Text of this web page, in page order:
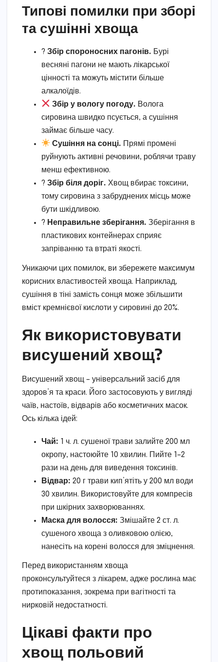
Типові помилки при зборі
та сушінні хвоща
? Збір спороносних пагонів. Бурі
весняні пагони не мають лікарської
цінності та можуть містити більше
алкалоїдів.
Збір у вологу погоду. Волога
сировина швидко псується, а сушіння
займає більше часу.
Сушіння на сонці. Прямі промені
руйнують активні речовини, роблячи траву
менш ефективною.
?️ Збір біля доріг. Хвощ вбирає токсини,
тому сировина з забруднених місць може
бути шкідливою.
? Неправильне зберігання. Зберігання в
пластикових контейнерах сприяє
запріванню та втраті якості.
Уникаючи цих помилок, ви збережете максимум
корисних властивостей хвоща. Наприклад,
сушіння в тіні замість сонця може збільшити
вміст кремнієвої кислоти у сировині до 20%.
Як використовувати
висушений хвощ?
Висушений хвощ – універсальний засіб для
здоров’я та краси. Його застосовують у вигляді
чаїв, настоїв, відварів або косметичних масок.
Ось кілька ідей:
Чай: 1 ч. л. сушеної трави залийте 200 мл
окропу, настоюйте 10 хвилин. Пийте 1–2
рази на день для виведення токсинів.
Відвар: 20 г трави кип’ятіть у 200 мл води
30 хвилин. Використовуйте для компресів
при шкірних захворюваннях.
Маска для волосся: Змішайте 2 ст. л.
сушеного хвоща з оливковою олією,
нанесіть на корені волосся для зміцнення.
Перед використанням хвоща
проконсультуйтеся з лікарем, адже рослина має
протипоказання, зокрема при вагітності та
нирковій недостатності.
Цікаві факти про
хвощ польовий